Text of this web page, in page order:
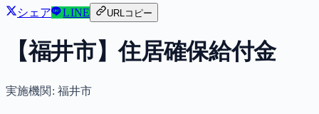
シェア
LINE URLコピー
【福井市】住居確保給付金
実施機関: 福井市